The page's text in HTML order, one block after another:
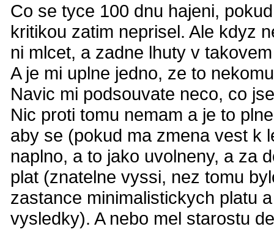
Co se tyce 100 dnu hajeni,
kritikou zatim neprisel. Ale kdyz
ni mlcet, a zadne lhuty v
A je mi uplne jedno, ze to
Navic mi podsouvate neco, co
Nic proti tomu nemam a je to
aby se (pokud ma zmena vest k
naplno, a to jako uvolneny, a za
plat (znatelne vyssi, nez tomu
zastance minimalistickych platu
vysledky). A nebo mel starostu